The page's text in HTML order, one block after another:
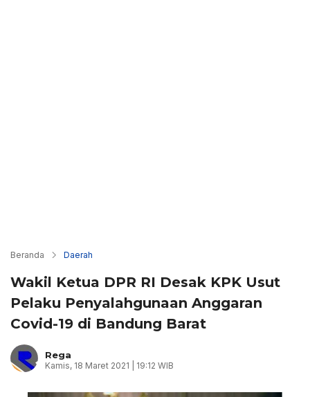
Beranda Daerah
Wakil Ketua DPR RI Desak KPK Usut
Pelaku Penyalahgunaan Anggaran
Covid-19 di Bandung Barat
Rega
Kamis, 18 Maret 2021 | 19:12 WIB